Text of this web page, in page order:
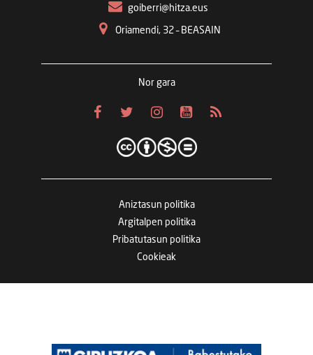
goiberri@hitza.eus
Oriamendi, 32 – BEASAIN
Nor gara
Aniztasun politika
Argitalpen politika
Pribatutasun politika
Cookieak